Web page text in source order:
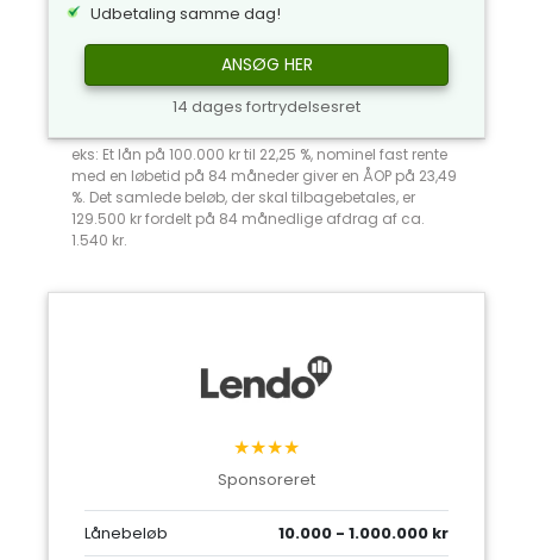
Udbetaling samme dag!
ANSØG HER
14 dages fortrydelsesret
eks: Et lån på 100.000 kr til 22,25 %, nominel fast rente
med en løbetid på 84 måneder giver en ÅOP på 23,49
%. Det samlede beløb, der skal tilbagebetales, er
129.500 kr fordelt på 84 månedlige afdrag af ca.
1.540 kr.
★★★★
Sponsoreret
Lånebeløb 10.000 - 1.000.000 kr